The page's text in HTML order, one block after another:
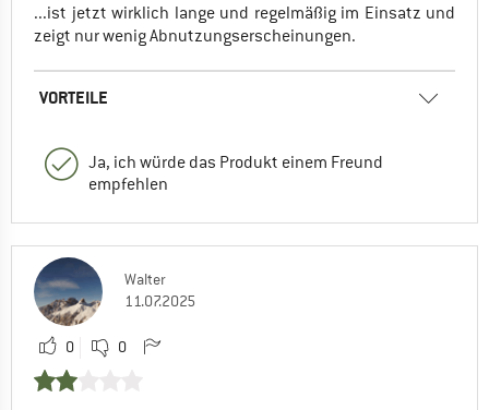
...ist jetzt wirklich lange und regelmäßig im Einsatz und
zeigt nur wenig Abnutzungserscheinungen.
VORTEILE
Ja, ich würde das Produkt einem Freund
empfehlen
Walter
11.07.2025
0 0